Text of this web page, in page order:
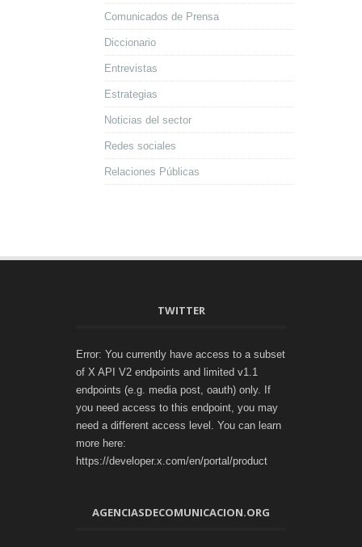
Comunicados de Prensa
Diccionario
Entrevistas
Estrategias
Noticias del sector
Redes sociales
Relaciones Públicas
TWITTER
Error: You currently have access to a subset
of X API V2 endpoints and limited v1.1
endpoints (e.g. media post, oauth) only. If
you need access to this endpoint, you may
need a different access level. You can learn
more here:
https://developer.x.com/en/portal/product
AGENCIASDECOMUNICACION.ORG